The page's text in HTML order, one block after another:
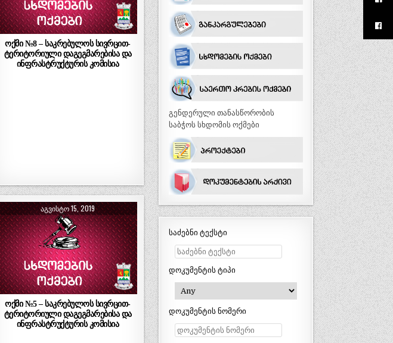
ოქმი №8 – საკრებულოს სივრცით-
ტერიტორიული დაგეგმარებისა და
ინფრასტრუქტურის კომისია
ᲐᲒᲕᲘᲡᲢᲝ 15, 2019
ოქმი №5 – საკრებულოს სივრცით-
ტერიტორიული დაგეგმარებისა და
ინფრასტრუქტურის კომისია
გენდერული თანასწორობის
საბჭოს სხდომის ოქმები
საძებნი ტექსტი
დოკუმენტის ტიპი
დოკუმენტის ნომერი